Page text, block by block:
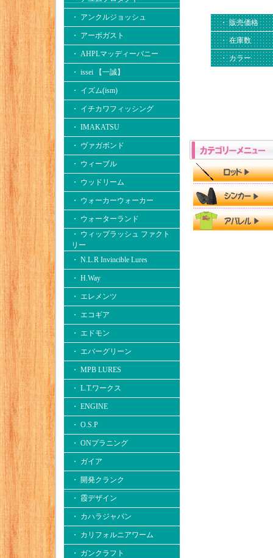
・ アンクルジョッシュ
・ アーボガスト
・ AHPLマッディーバニー
・ issei 【一誠】
・ イズム(ism)
・ イチカワフィッシング
・ IMAKATSU
・ ヴァガボンド
・ ウィーブル
・ ウッドリーム
・ ウォーカーウォーカー
・ ウォーターランド
・ ウィップラッシュ ファクト
リー
・ N.L.R Invincible Lures
・ H.Way
・ エレメンツ
・ エコギア
・ エドモン
・ エバーグリーン
・ MPB LURES
・ L.T.ワークス
・ ENGINE
・ O.S.P
・ ONプラニング
・ ガイア
・ 開発クランク
・ 霞デザイン
・ カハラジャパン
・ カリフォルニアワーム
・ ガンクラフト
・ 販売価格
・ 在庫数
・ カラー